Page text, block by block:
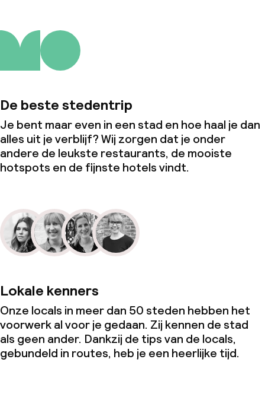
De beste stedentrip
Je bent maar even in een stad en hoe haal je dan
alles uit je verblijf? Wij zorgen dat je onder
andere de leukste restaurants, de mooiste
hotspots en de fijnste hotels vindt.
Lokale kenners
Onze locals in meer dan 50 steden hebben het
voorwerk al voor je gedaan. Zij kennen de stad
als geen ander. Dankzij de tips van de locals,
gebundeld in routes, heb je een heerlijke tijd.